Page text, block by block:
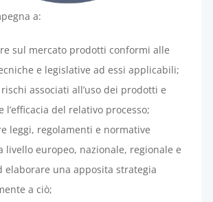
a:
sul mercato prodotti conformi alle
e legislative ad essi applicabili;
associati all’uso dei prodotti e
l’efficacia del relativo processo;
leggi, regolamenti e normative
livello europeo, nazionale, regionale e
elaborare una apposita strategia
a ciò;